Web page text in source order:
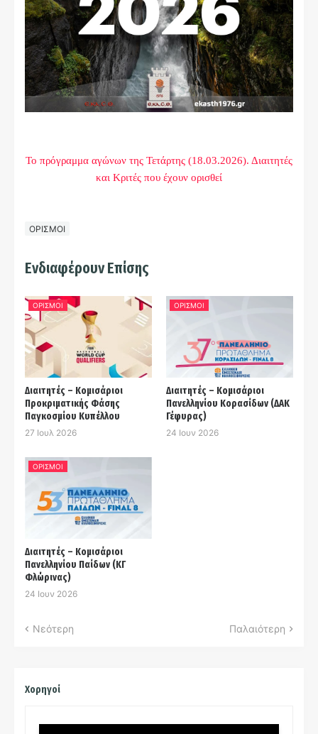
Το πρόγραμμα αγώνων της Τετάρτης (18.03.2026). Διαιτητές
και Kριτές που έχουν ορισθεί
ΟΡΙΣΜΟΙ
Ενδιαφέρουν Επίσης
ΟΡΙΣΜΟΙ
Διαιτητές – Κομισάριοι
Προκριματικής Φάσης
Παγκοσμίου Κυπέλλου
27 Ιουλ 2026
ΟΡΙΣΜΟΙ
Διαιτητές – Κομισάριοι
Πανελληνίου Κορασίδων (ΔΑΚ
Γέφυρας)
24 Ιουν 2026
ΟΡΙΣΜΟΙ
Διαιτητές – Κομισάριοι
Πανελληνίου Παίδων (ΚΓ
Φλώρινας)
24 Ιουν 2026
Νεότερη Παλαιότερη
Χορηγοί